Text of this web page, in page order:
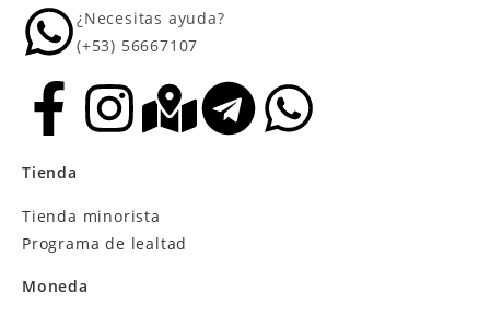
¿Necesitas ayuda?
(+53) 56667107
Tienda
Tienda minorista
Programa de lealtad
Moneda